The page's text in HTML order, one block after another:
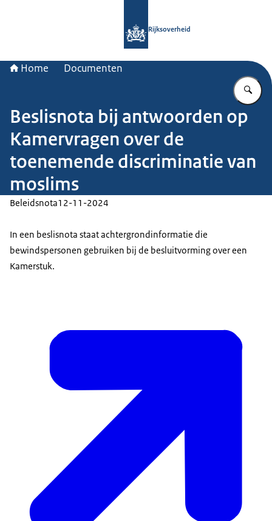
Rijksoverheid
Home Documenten
Beslisnota bij antwoorden op
Kamervragen over de
toenemende discriminatie van
moslims
Beleidsnota12-11-2024
In een beslisnota staat achtergrondinformatie die
bewindspersonen gebruiken bij de besluitvorming over een
Kamerstuk.